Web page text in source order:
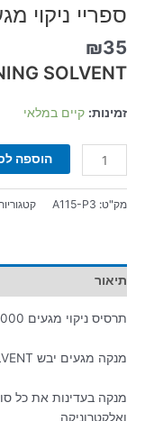
ספריי ניקוי
₪35
SOLVENT
זמינות: קיים במלאי
הוספה
מק"ט: A115-P3
תיאור
תרסיס ניקוי מגעים CONTACT 2000
מנקה מגעים יבש DRY ELECTRONIC CLEANING SOLVENT
מנקה בעדינות את כל
ואלקטרוניקה